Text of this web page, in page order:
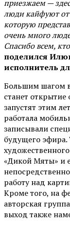
приезжаем —
люди кайфуют от
которую
очень много
Спасибо всем,
поделился
исполнитель
Большим шагом
станет
запустят этим
работала
записывали
будущего эфира.
«Дикой Мяты» и
работу над
Кроме того, на
авторская
выход также